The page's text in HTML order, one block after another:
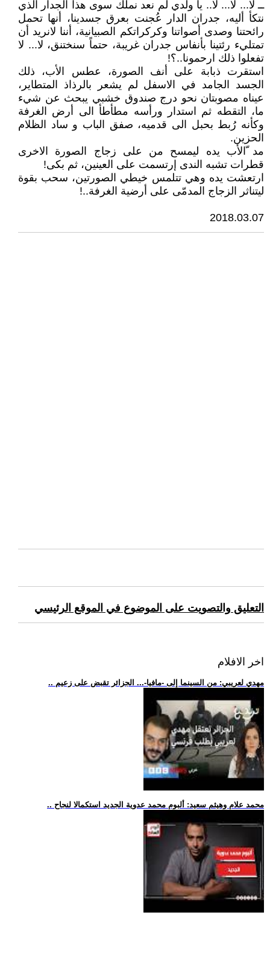
ــ لا... لا... لا.. يا ولدي لم نعد نملك سوى هذا الجدار الذي
نتكأ أليه، جدران الدار عُجنت بعرق جسدينا، أنها تحمل
رائحتنا وصدى أصواتنا وكركراتكم الصبيانية، أننا لانريد أن
تمتليء رئتينا بأنفاس جدران غريبة، حتماً سنختنق، لا... لا
تفعلوا ذلك ارحمونا..؟!
استقرت ذبابة على أنف الصورة، عطس الأب، ذلك
الجسد الجامد في الاسفل لم يشعر بالرذاذ المتطاير،
عيناه مصوبتان نحو درج صندوق خشبي يبحث عن شيء
ما، التقطه ثم استدار ورأسه مطأطأ الى أرض الغرفة
وكأنه رُبط بحبل الى قدميه، صفق الباب و ساد الظلام
الحزين.
مد ّالأب يده ليمسح من على زجاج الصورة الاخرى
قطرات تشبه الندى إرتسمت على العينين، ثم بكى!
ارتعشت يده وهي تتلمس خيطي الصورتين، سحب بقوة
ليتناثر الزجاج المدمّى على أرضية الغرفة..!
2018.03.07
التعليق والتصويت على الموضوع في الموقع الرئيسي
اخر الافلام
.. مهدي لعريبي: من السينما إلى -مافيا-... الجزائر تقبض على زعيم
.. محمد علام وهيثم سعيد: ألبوم محمد عدوية الجديد استكمالا لنجاح